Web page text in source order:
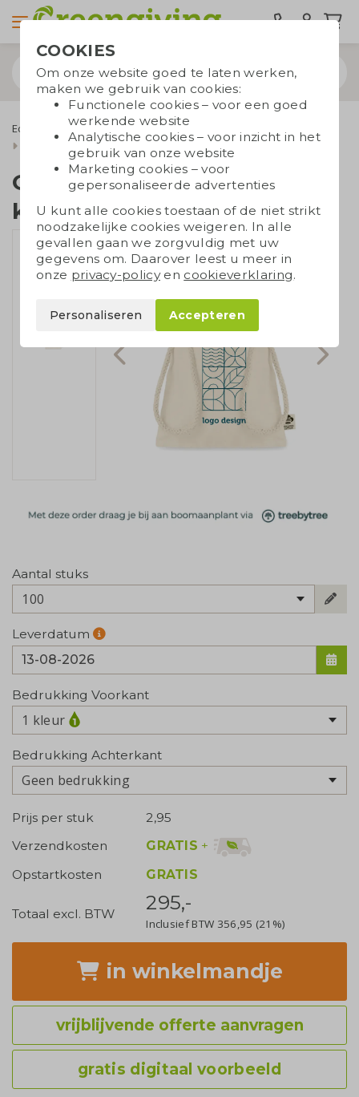
Eco tassen Draagtassen
Katoenen draagtassen
Ecru katoenen tassen
Geschenkzakje bio katoen klein
Geschenkzakje bio
katoen klein
Aantal stuks
100
Leverdatum
Bedrukking Voorkant
1 kleur
Bedrukking Achterkant
Geen bedrukking
Prijs per stuk
2,95
Verzendkosten
GRATIS +
Opstartkosten
GRATIS
Totaal excl. BTW 295,-
Inclusief BTW 356,95 (21%)
in winkelmandje
vrijblijvende offerte aanvragen
gratis digitaal voorbeeld
COOKIES
Om onze website goed te laten werken,
maken we gebruik van cookies:
Functionele cookies – voor een goed
werkende website
Analytische cookies – voor inzicht in het
gebruik van onze website
Marketing cookies – voor
gepersonaliseerde advertenties
U kunt alle cookies toestaan of de niet strikt
noodzakelijke cookies weigeren. In alle
gevallen gaan we zorgvuldig met uw
gegevens om. Daarover leest u meer in
onze privacy-policyen cookieverklaring.
Personaliseren Accepteren